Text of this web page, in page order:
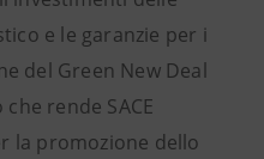
e le garanzie per i
del Green New Deal
rende SACE
la promozione dello